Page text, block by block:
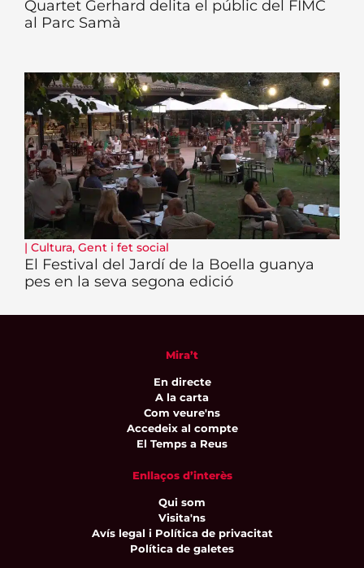
Quartet Gerhard delita el públic del FIMC
al Parc Samà
| Cultura, Gent i fet social
El Festival del Jardí de la Boella guanya
pes en la seva segona edició
Mira’t
En directe
A la carta
Com veure'ns
Accedeix al compte
El Temps a Reus
Enllaços d’interès
Qui som
Visita'ns
Avís legal i Política de privacitat
Política de galetes